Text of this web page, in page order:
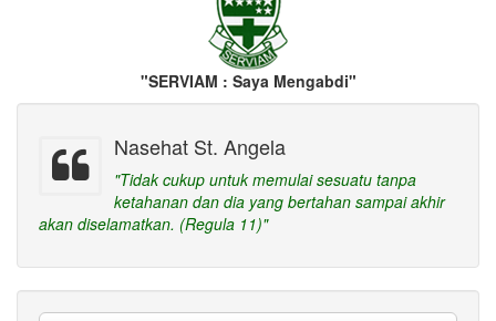
"SERVIAM : Saya Mengabdi"
Nasehat St. Angela
"Tidak cukup untuk memulai sesuatu tanpa
ketahanan dan dia yang bertahan sampai akhir
akan diselamatkan. (Regula 11)"